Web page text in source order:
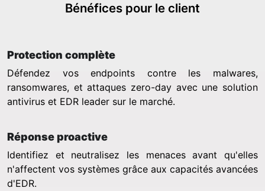
Bénéfices pour le client
Protection complète
Défendez vos endpoints contre les malwares,
ransomwares, et attaques zero-day avec une solution
antivirus et EDR leader sur le marché.
Réponse proactive
Identifiez et neutralisez les menaces avant qu'elles
n'affectent vos systèmes grâce aux capacités avancées
d'EDR.